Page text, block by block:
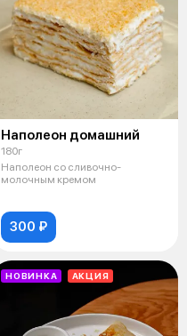
Наполеон домашний
180г
Наполеон со сливочно-
молочным кремом
300 ₽
НОВИНКА АКЦИЯ